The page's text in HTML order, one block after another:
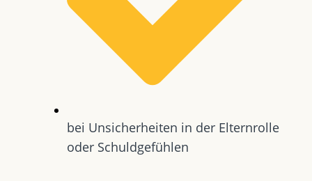
bei Unsicherheiten in der Elternrolle
oder Schuldgefühlen